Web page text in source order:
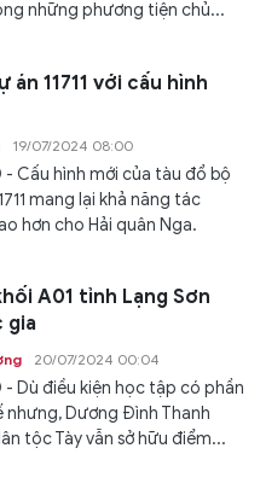
những phương tiện chủ...
11711 với cấu hình
19/07/2024 08:00
- Cấu hình mới của tàu đổ bộ
mang lại khả năng tác
hơn cho Hải quân Nga.
A01 tỉnh Lạng Sơn
gia
20/07/2024 00:04
- Dù điều kiện học tập có phần
nhưng, Dương Đình Thanh
tộc Tày vẫn sở hữu điểm...